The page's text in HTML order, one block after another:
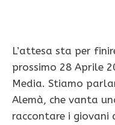
L’attesa sta per
prossimo 28 Aprile
Media. Stiamo
Alemà, che vanta
raccontare i giovani